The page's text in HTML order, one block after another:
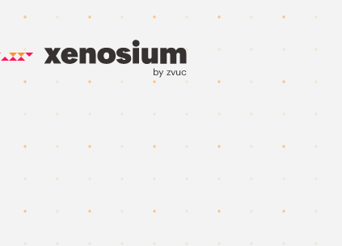
by zvuc